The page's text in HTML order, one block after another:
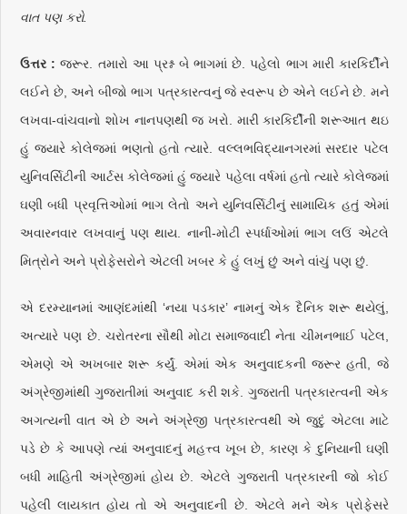
વાત પણ કરો.
ઉત્તર : જરૂર. તમારો આ પ્રશ્ન બે ભાગમાં છે. પહેલો ભાગ મારી કારકિર્દીને
લઈને છે, અને બીજો ભાગ પત્રકારત્વનું જે સ્વરૂપ છે એને લઈને છે. મને
લખવા-વાંચવાનો શોખ નાનપણથી જ ખરો. મારી કારકિર્દીની શરૂઆત થઇ
હું જ્યારે કોલેજમાં ભણતો હતો ત્યારે. વલ્લભવિદ્યાનગરમાં સરદાર પટેલ
યુનિવર્સિટીની આર્ટસ કોલેજમાં હું જ્યારે પહેલા વર્ષમાં હતો ત્યારે કોલેજમાં
ઘણી બધી પ્રવૃત્તિઓમાં ભાગ લેતો અને યુનિવર્સિટીનું સામાયિક હતું એમાં
અવારનવાર લખવાનું પણ થાય. નાની-મોટી સ્પર્ધાઓમાં ભાગ લઉં એટલે
મિત્રોને અને પ્રોફેસરોને એટલી ખબર કે હું લખું છું અને વાંચું પણ છું.
એ દરમ્યાનમાં આણંદમાંથી ‘નયા પડકાર’ નામનું એક દૈનિક શરૂ થયેલું,
અત્યારે પણ છે. ચરોતરના સૌથી મોટા સમાજવાદી નેતા ચીમનભાઈ પટેલ,
એમણે એ અખબાર શરૂ કર્યું. એમાં એક અનુવાદકની જરૂર હતી, જે
અંગ્રેજીમાંથી ગુજરાતીમાં અનુવાદ કરી શકે. ગુજરાતી પત્રકારત્વની એક
અગત્યની વાત એ છે અને અંગ્રેજી પત્રકારત્વથી એ જુદું એટલા માટે
પડે છે કે આપણે ત્યાં અનુવાદનું મહત્ત્વ ખૂબ છે, કારણ કે દુનિયાની ઘણી
બધી માહિતી અંગ્રેજીમાં હોય છે. એટલે ગુજરાતી પત્રકારની જો કોઈ
પહેલી લાયકાત હોય તો એ અનુવાદની છે. એટલે મને એક પ્રોફેસરે